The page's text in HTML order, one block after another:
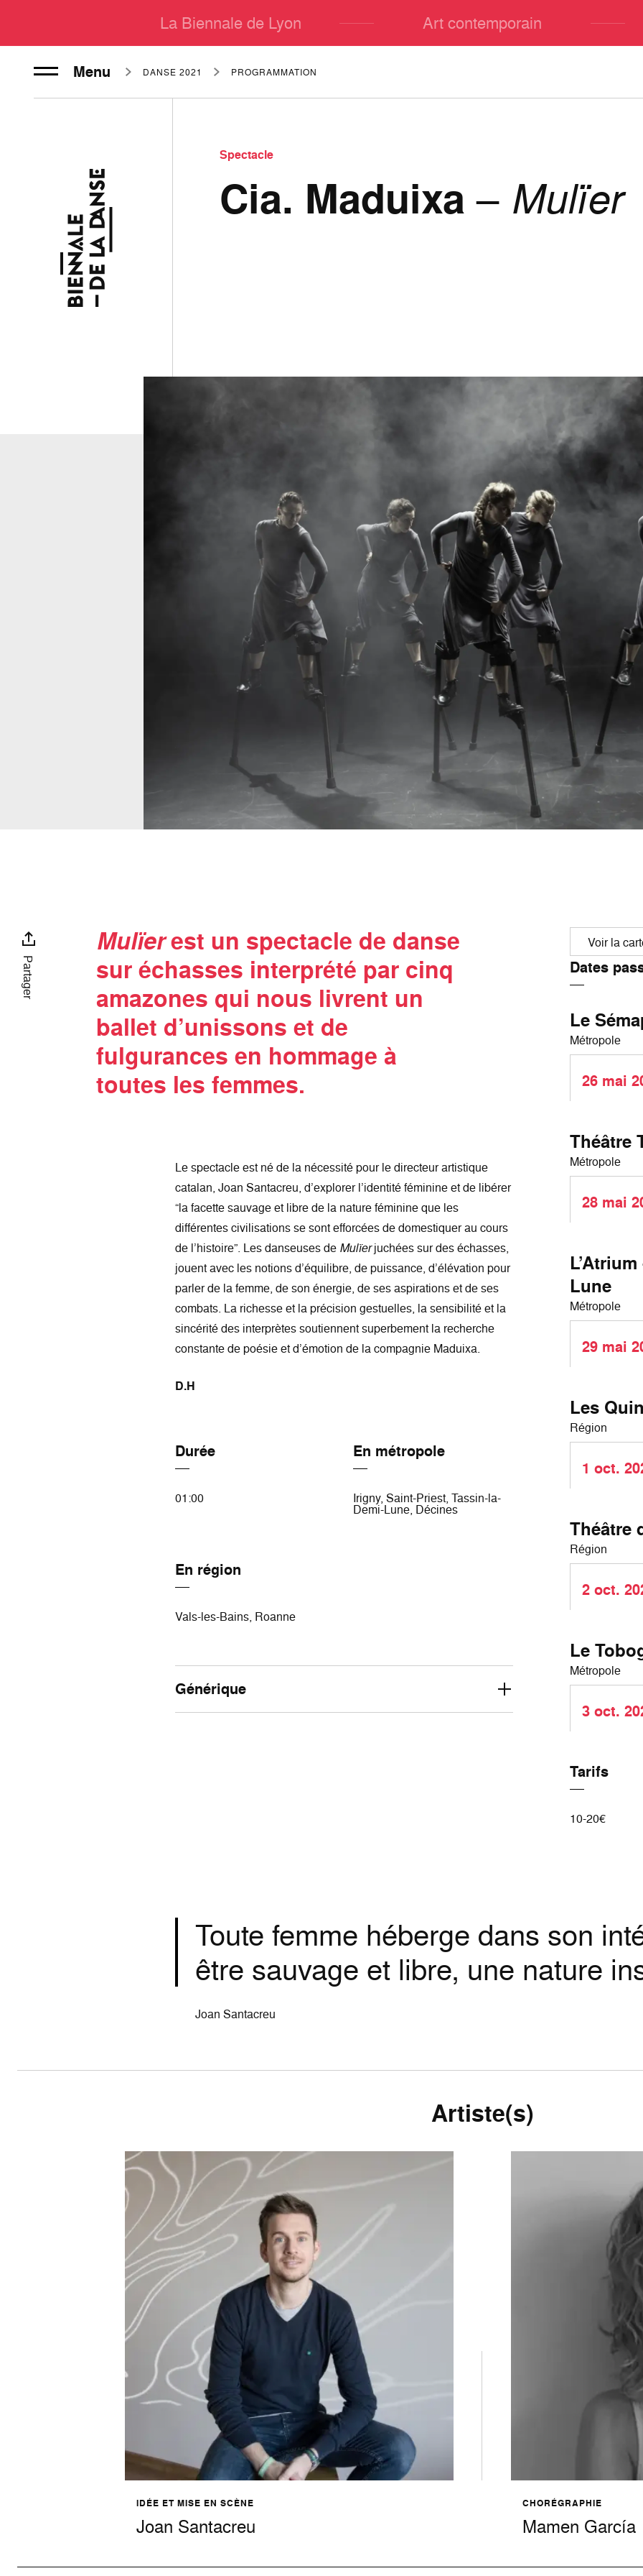
La Biennale de Lyon Art contemporain
Menu DANSE 2021 PROGRAMMATION
Spectacle
Cia. Maduixa – Mulïer
Partager
Voir la
Dates
Le
Métropole
26 mai
Théâtre
Métropole
28 mai
Lune
Métropole
29 mai
Les
Région
1 oct.
Théâtre
Région
2 oct.
Le
Métropole
3 oct.
Tarifs
10-20€
Mulïerest un spectacle de danse
sur échasses interprété par cinq
amazones qui nous livrent un
ballet d’unissons et de
fulgurances en hommage à
toutes les femmes.
Le spectacle est né de la nécessité pour le directeur artistique
catalan, Joan Santacreu, d’explorer l’identité féminine et de libérer
“la facette sauvage et libre de la nature féminine que les
différentes civilisations se sont efforcées de domestiquer au cours
de l’histoire”. Les danseuses de Mulïerjuchées sur des échasses,
jouent avec les notions d’équilibre, de puissance, d’élévation pour
parler de la femme, de son énergie, de ses aspirations et de ses
combats. La richesse et la précision gestuelles, la sensibilité et la
sincérité des interprètes soutiennent superbement la recherche
constante de poésie et d’émotion de la compagnie Maduixa.
D.H
Durée
01:00
En métropole
Irigny, Saint-Priest, Tassin-la-
Demi-Lune, Décines
En région
Vals-les-Bains, Roanne
Générique
Toute femme héberge dans son
être sauvage et libre, une nature
Joan Santacreu
Artiste(s)
IDÉE ET MISE EN SCÈNE
Joan Santacreu
CHORÉGRAPHIE
Mamen García